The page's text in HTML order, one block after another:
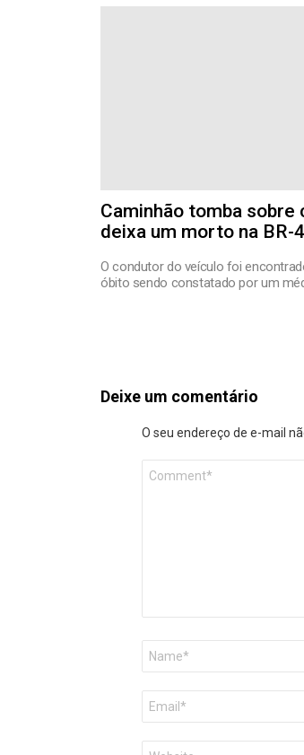
Caminhão tomba sobre
deixa um morto na BR-
O condutor do veículo foi
óbito sendo constatado por um
Deixe um comentário
O seu endereço de e-mail
mail
*